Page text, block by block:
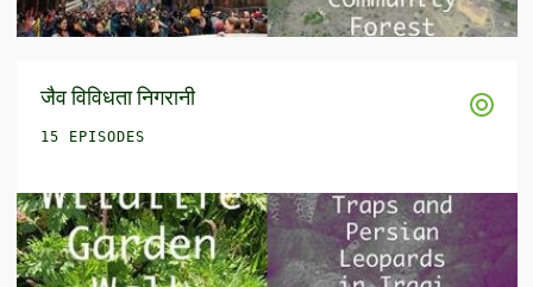
जैव विविधता निगरानी
15 EPISODES